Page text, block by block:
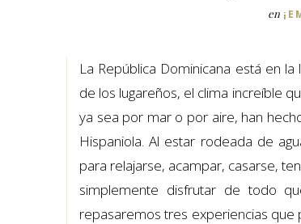
en
La República Dominicana está en
de los lugareños, el clima increíble
ya sea por mar o por aire, han
Hispaniola. Al estar rodeada de
para relajarse, acampar, casarse,
simplemente disfrutar de todo
repasaremos tres experiencias que